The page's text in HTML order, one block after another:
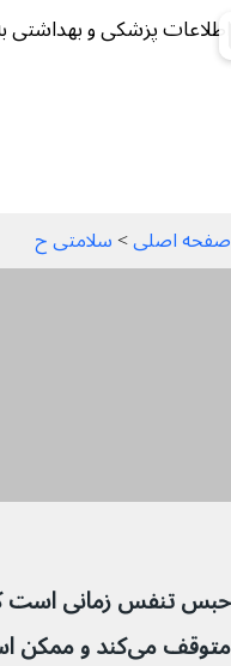
اطلاعات پزشکی و بهداشتی
صفحه اصلی > سلامتی ح